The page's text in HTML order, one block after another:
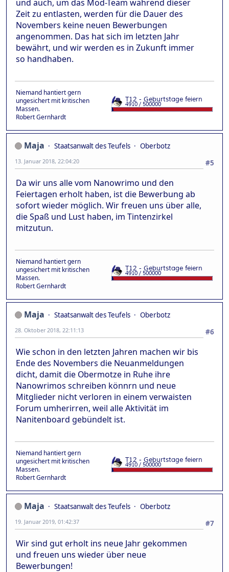
und auch, um das Mod-Team während dieser
Zeit zu entlasten, werden für die Dauer des
Novembers keine neuen Bewerbungen
angenommen. Das hat sich im letzten Jahr
bewährt, und wir werden es in Zukunft immer
so handhaben.
Niemand hantiert gern
ungesichert mit kritischen
Massen.
Robert Gernhardt
Maja Staatsanwalt des Teufels
Oberbotz
#5
13. Januar 2018, 22:04:20
Da wir uns alle vom Nanowrimo und den
Feiertagen erholt haben, ist die Bewerbung ab
sofort wieder möglich. Wir freuen uns über alle,
die Spaß und Lust haben, im Tintenzirkel
mitzutun.
Niemand hantiert gern
ungesichert mit kritischen
Massen.
Robert Gernhardt
Maja Staatsanwalt des Teufels
Oberbotz
#6
28. Oktober 2018, 22:11:13
Wie schon in den letzten Jahren machen wir bis
Ende des Novembers die Neuanmeldungen
dicht, damit die Obermotze in Ruhe ihre
Nanowrimos schreiben könnrn und neue
Mitglieder nicht verloren in einem verwaisten
Forum umherirren, weil alle Aktivität im
Nanitenboard gebündelt ist.
Niemand hantiert gern
ungesichert mit kritischen
Massen.
Robert Gernhardt
Maja Staatsanwalt des Teufels
Oberbotz
#7
19. Januar 2019, 01:42:37
Wir sind gut erholt ins neue Jahr gekommen
und freuen uns wieder über neue
Bewerbungen!